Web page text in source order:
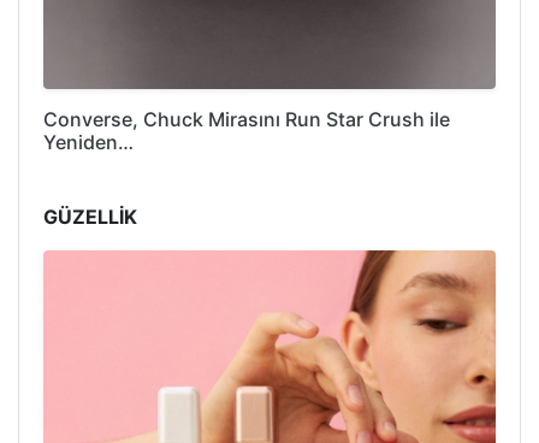
Converse, Chuck Mirasını Run Star Crush ile
Yeniden…
GÜZELLİK